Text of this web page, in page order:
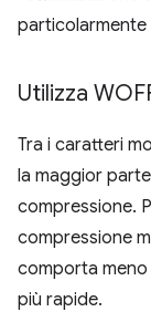
particolarmente
Utilizza
Tra i caratteri
la maggior
compressione.
compressione
comporta
più rapide.